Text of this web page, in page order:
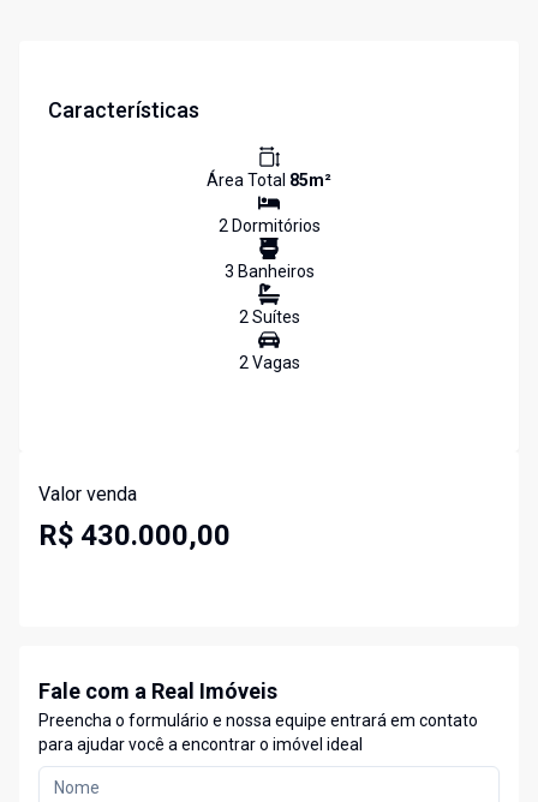
Características
Área Total 85m²
2Dormitórios
3 Banheiros
2Suítes
2Vagas
Valor venda
R$ 430.000,00
Fale com a Real Imóveis
Preencha o formulário e nossa equipe entrará em contato
para ajudar você a encontrar o imóvel ideal